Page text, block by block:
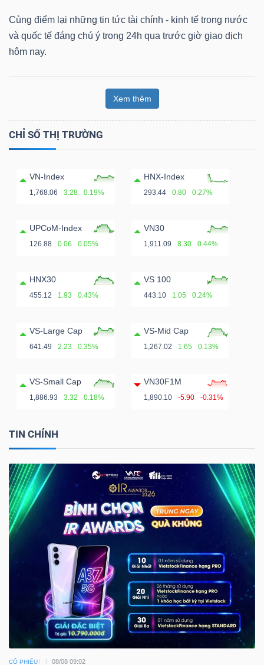
Cùng điểm lại những tin tức tài chính - kinh tế trong nước
và quốc tế đáng chú ý trong 24h qua trước giờ giao dịch
hôm nay.
Xem thêm
CHỈ SỐ THỊ TRƯỜNG
VN-Index
1,768.06 3.28 0.19%
HNX-Index
293.44 0.80 0.27%
UPCoM-Index
126.88 0.06 0.05%
VN30
1,911.09 8.30 0.44%
HNX30
455.12 1.93 0.43%
VS 100
443.10 1.05 0.24%
VS-Large Cap
641.49 2.23 0.35%
VS-Mid Cap
1,267.02 1.65 0.13%
VS-Small Cap
1,886.93 3.32 0.18%
VN30F1M
1,890.10 -5.90 -0.31%
TIN CHÍNH
CỔ PHIẾU 08/08 09:02